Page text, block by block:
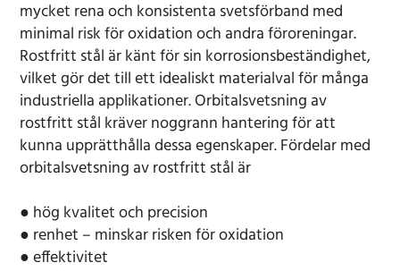
mycket rena och konsistenta svetsförband med
minimal risk för oxidation och andra föroreningar.
Rostfritt stål är känt för sin korrosionsbeständighet,
vilket gör det till ett idealiskt materialval för många
industriella applikationer. Orbitalsvetsning av
rostfritt stål kräver noggrann hantering för att
kunna upprätthålla dessa egenskaper. Fördelar med
orbitalsvetsning av rostfritt stål är
● hög kvalitet och precision
● renhet – minskar risken för oxidation
● effektivitet